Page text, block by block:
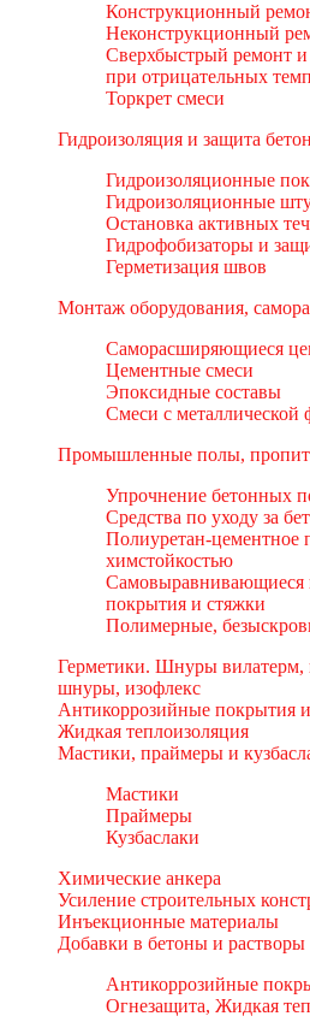
Конструкционный
Неконструкционный
Сверхбыстрый ремонт и
при отрицательных
Торкрет смеси
Гидроизоляция и защита
Гидроизоляционные
Гидроизоляционные
Остановка активных
Гидрофобизаторы и
Герметизация швов
Монтаж оборудования,
Саморасширяющиеся
Цементные смеси
Эпоксидные составы
Смеси с металлической
Промышленные полы,
Упрочнение бетонных
Средства по уходу за
Полиуретан-цементное
химстойкостью
Самовыравнивающиеся
покрытия и стяжки
Полимерные,
Герметики. Шнуры вилатерм,
шнуры, изофлекс
Антикоррозийные покрытия
Жидкая теплоизоляция
Мастики, праймеры и
Мастики
Праймеры
Кузбаслаки
Химические анкера
Усиление строительных
Инъекционные материалы
Добавки в бетоны и растворы
Антикоррозийные
Огнезащита, Жидкая